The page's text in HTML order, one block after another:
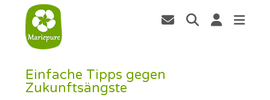
Einfache Tipps gegen
Zukunftsängste